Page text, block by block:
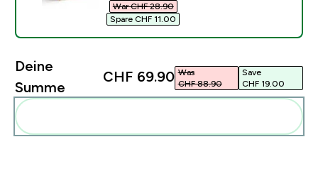
War CHF 28.90‎
Spare CHF 11.00‎
Deine
Summe
CHF 69.90‎ Was
CHF 88.90‎
Save
CHF 19.00‎